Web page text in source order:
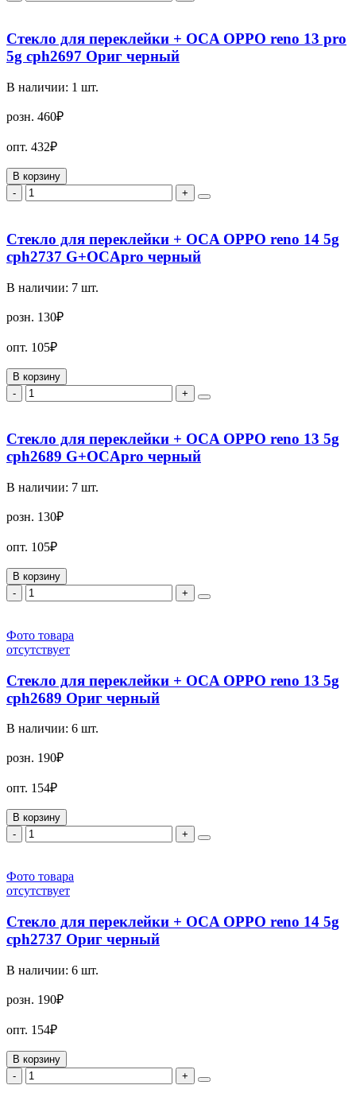
Стекло для переклейки + OCA OPPO reno 13 pro
5g cph2697 Ориг черный
В наличии: 1 шт.
розн. 460₽
опт. 432₽
В корзину
-
+
Стекло для переклейки + OCA OPPO reno 14 5g
cph2737 G+OCApro черный
В наличии: 7 шт.
розн. 130₽
опт. 105₽
В корзину
-
+
Стекло для переклейки + OCA OPPO reno 13 5g
cph2689 G+OCApro черный
В наличии: 7 шт.
розн. 130₽
опт. 105₽
В корзину
-
+
Фото товара
отсутствует
Стекло для переклейки + OCA OPPO reno 13 5g
cph2689 Ориг черный
В наличии: 6 шт.
розн. 190₽
опт. 154₽
В корзину
-
+
Фото товара
отсутствует
Стекло для переклейки + OCA OPPO reno 14 5g
cph2737 Ориг черный
В наличии: 6 шт.
розн. 190₽
опт. 154₽
В корзину
-
+